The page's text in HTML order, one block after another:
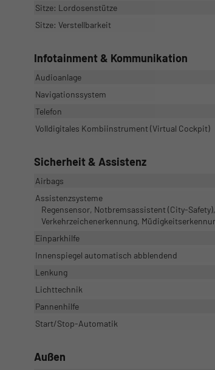
Sitze: Lordosenstütze
Sitze: Verstellbarkeit
Infotainment & Kommunikation
Audioanlage
Navigationssystem
Telefon
Volldigitales Kombiinstrument (Virtual Cockpit)
Sicherheit & Assistenz
Airbags
Assistenzsysteme
Regensensor, Notbremsassistent (City-
Verkehrzeichenerkennung,
Einparkhilfe
Innenspiegel automatisch abblendend
Lenkung
Lichttechnik
Pannenhilfe
Start/Stop-Automatik
Außen